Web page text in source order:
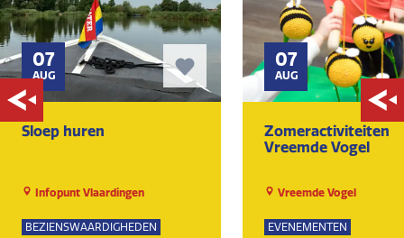
07
AUG
Sloep huren
Infopunt Vlaardingen
BEZIENSWAARDIGHEDEN
07
AUG
Zomeractiviteiten
Vreemde Vogel
Vreemde Vogel
EVENEMENTEN